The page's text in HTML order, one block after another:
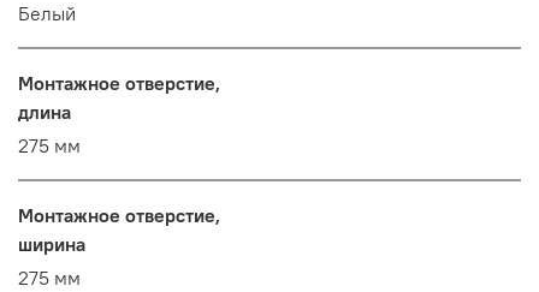
Белый
Монтажное отверстие,
длина
275 мм
Монтажное отверстие,
ширина
275 мм